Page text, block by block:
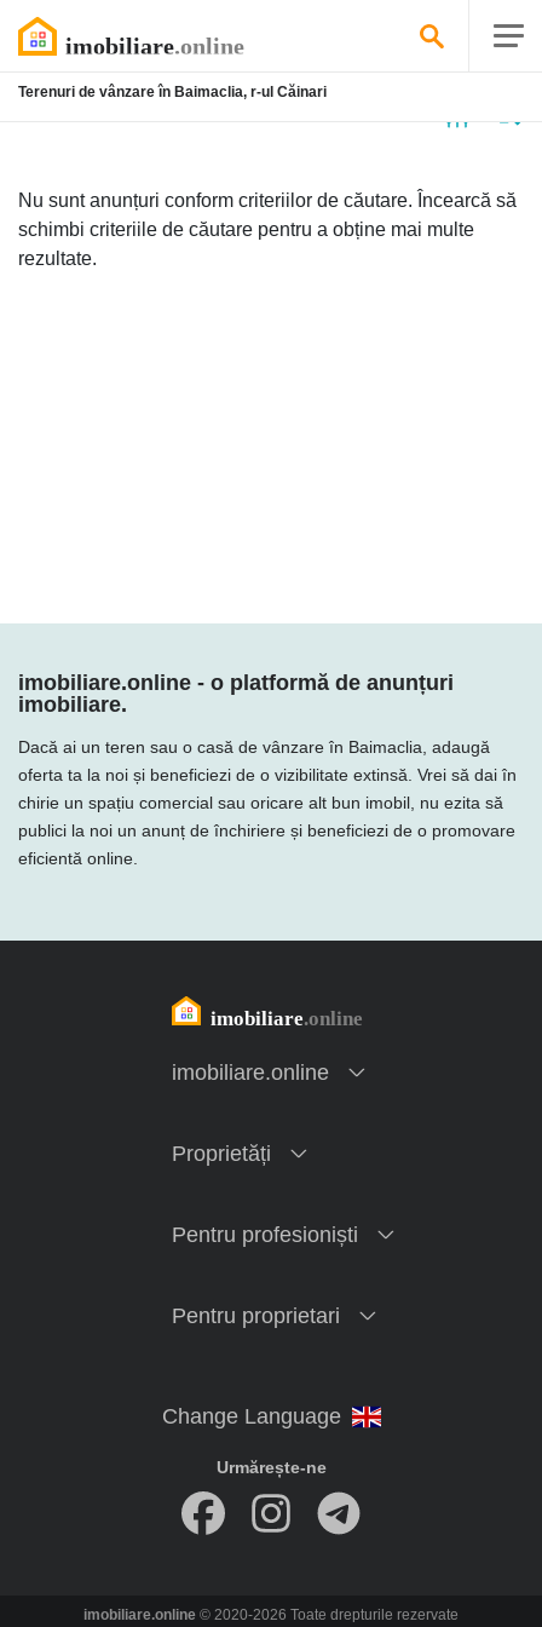
Terenuri de vânzare în Baimaclia, r-ul Căinari
Nu sunt anunțuri conform criteriilor de căutare. Încearcă să
schimbi criteriile de căutare pentru a obține mai multe
rezultate.
imobiliare.online - o platformă de anunțuri
imobiliare.
Dacă ai un teren sau o casă de vânzare în Baimaclia, adaugă
oferta ta la noi și beneficiezi de o vizibilitate extinsă. Vrei să dai în
chirie un spațiu comercial sau oricare alt bun imobil, nu ezita să
publici la noi un anunț de închiriere și beneficiezi de o promovare
eficientă online.
imobiliare.online
Proprietăți
Pentru profesioniști
Pentru proprietari
Urmărește-ne
imobiliare.online © 2020-2026 Toate drepturile rezervate